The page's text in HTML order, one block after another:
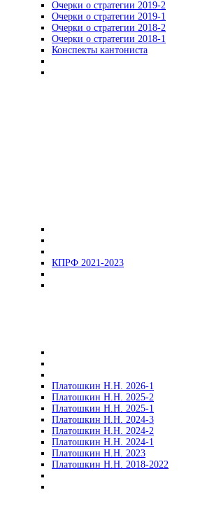
Очерки о стратегии 2019-2
Очерки о стратегии 2019-1
Очерки о стратегии 2018-2
Очерки о стратегии 2018-1
Конспекты кантониста
КПРФ 2021-2023
Платошкин Н.Н. 2026-1
Платошкин Н.Н. 2025-2
Платошкин Н.Н. 2025-1
Платошкин Н.Н. 2024-3
Платошкин Н.Н. 2024-2
Платошкин Н.Н. 2024-1
Платошкин Н.Н. 2023
Платошкин Н.Н. 2018-2022